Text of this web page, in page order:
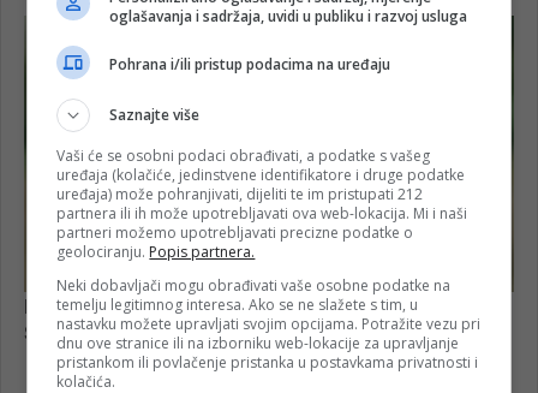
oglašavanja i sadržaja, uvidi u publiku i razvoj usluga
Pohrana i/ili pristup podacima na uređaju
Saznajte više
Vaši će se osobni podaci obrađivati, a podatke s vašeg
uređaja (kolačiće, jedinstvene identifikatore i druge podatke
uređaja) može pohranjivati, dijeliti te im pristupati 212
partnera ili ih može upotrebljavati ova web-lokacija. Mi i naši
partneri možemo upotrebljavati precizne podatke o
geolociranju. Popis partnera.
Neki dobavljači mogu obrađivati vaše osobne podatke na
temelju legitimnog interesa. Ako se ne slažete s tim, u
nastavku možete upravljati svojim opcijama. Potražite vezu pri
dnu ove stranice ili na izborniku web-lokacije za upravljanje
pristankom ili povlačenje pristanka u postavkama privatnosti i
kolačića.